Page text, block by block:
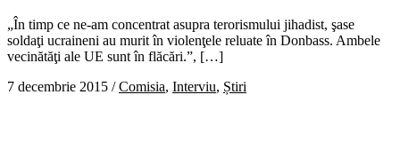
„În timp ce ne-am concentrat asupra terorismului jihadist, şase
soldaţi ucraineni au murit în violenţele reluate în Donbass. Ambele
vecinătăţi ale UE sunt în flăcări.”, […]
7 decembrie 2015 /Comisia, Interviu, Știri